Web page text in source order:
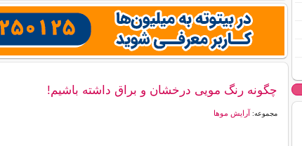
چگونه رنگ مویی درخشان و براق داشته باشیم!
مجموعه: آرایش موها